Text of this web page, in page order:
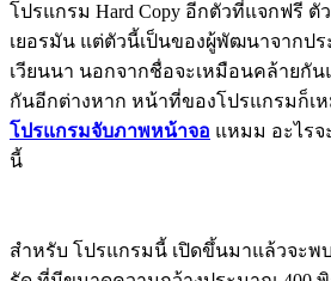
โปรแกรม Hard Copy อีกตัวที่แจกฟรี
เยอรมัน แต่ตัวนี้เป็นของผู้พัฒนาจากปร
เวียนนา นอกจากชื่อจะเหมือนคล้ายกั
กันอีกต่างหาก หน้าที่ของโปรแกรมก็เ
โปรแกรมจับภาพหน้าจอ แหมม อะไร
นี้
สำหรับ โปรแกรมนี้ เปิดขึ้นมาแล้วจะพ